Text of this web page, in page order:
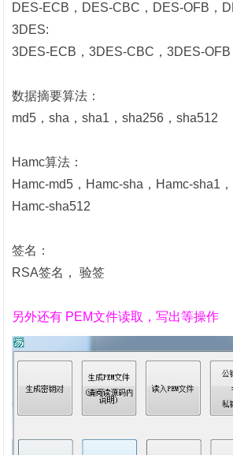
DES-ECB， DES-CBC， DES-OFB，
3DES:
3DES-ECB，3DES-CBC，3DES-
数据摘要算法：
md5，sha ，sha1 ，sha256 ，sha512
Hamc算法：
Hamc-md5， Hamc-sha ， Hamc-sha1 ，
Hamc-sha512
签名：
RSA签名， 验签
另外还有 PEM文件读取，写出等操作